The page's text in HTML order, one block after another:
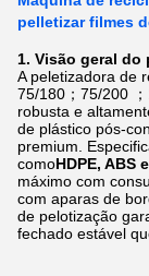
pelletizar filmes
1. Visão geral do
A peletizadora de
75/180；75/200
robusta e
de plástico pós-
premium.
comoHDPE, ABS
máximo com
com aparas de
de pelotização
fechado estável